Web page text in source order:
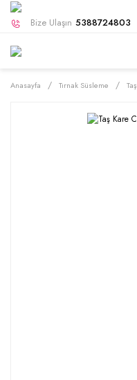
Bize Ulaşın 5388724803
Anasayfa Tırnak Süsleme Taş